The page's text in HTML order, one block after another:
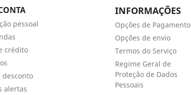
pessoal
crédito
desconto
alertas
INFORMAÇÕES
Opções de Pagamento
Opções de envio
Termos do Serviço
Regime Geral de
Proteção de Dados
Pessoais